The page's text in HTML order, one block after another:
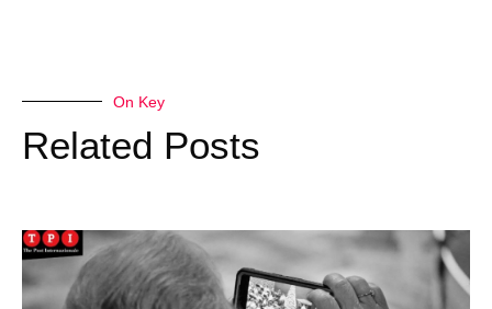
On Key
Related Posts